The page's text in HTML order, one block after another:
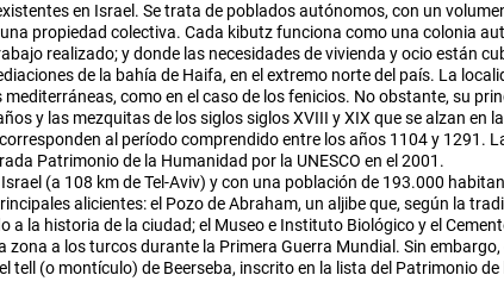
en Israel. Se trata de poblados autónomos, con un
propiedad colectiva. Cada kibutz funciona como una colonia
realizado; y donde las necesidades de vivienda y ocio están
de la bahía de Haifa, en el extremo norte del país. La
como en el caso de los fenicios. No obstante, su
y las mezquitas de los siglos siglos XVIII y XIX que se alzan en
al período comprendido entre los años 1104 y 1291.
Patrimonio de la Humanidad por la UNESCO en el 2001.
(a 108 km de Tel-Aviv) y con una población de 193.000
alicientes: el Pozo de Abraham, un aljibe que, según la
la historia de la ciudad; el Museo e Instituto Biológico y el
a los turcos durante la Primera Guerra Mundial. Sin
tell (o montículo) de Beerseba, inscrito en la lista del Patrimonio